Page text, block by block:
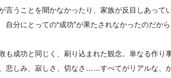
うことを聞かなかったり、家族が反目しあっ
にとっての“成功”が果たされなかったのだから
成功と同じく、刷り込まれた観念。単なる作り
悲しみ、寂しさ、切なさ……すべてがリアルな、